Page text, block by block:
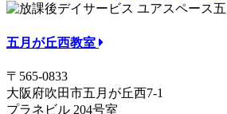
五月が丘西教室
〒565-0833
大阪府吹田市五月が丘西7-1
プラネビル 204号室